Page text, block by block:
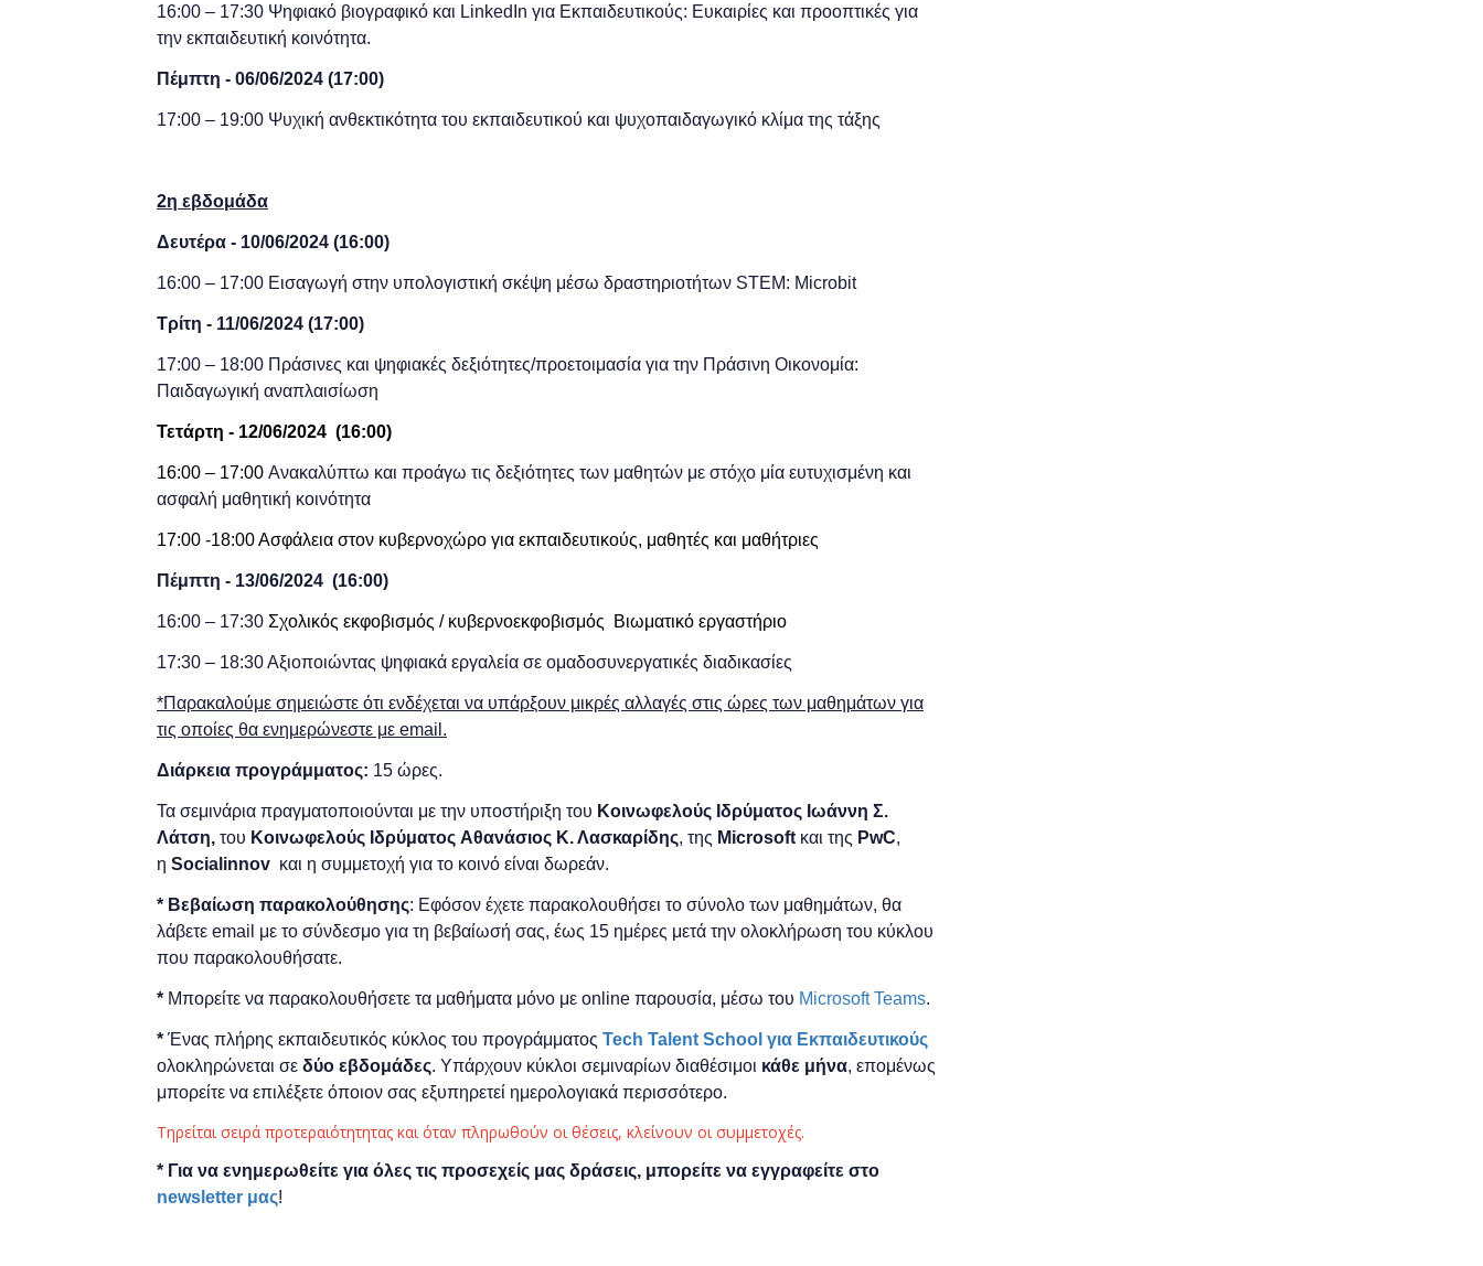
16:00 – 17:30 Ψηφιακό βιογραφικό και LinkedIn για Εκπαιδευτικούς: Ευκαιρίες και προοπτικές για
την εκπαιδευτική κοινότητα.
Πέμπτη - 06/06/2024 (17:00)
17:00 – 19:00 Ψυχική ανθεκτικότητα του εκπαιδευτικού και ψυχοπαιδαγωγικό κλίμα της τάξης
2η εβδομάδα
Δευτέρα - 10/06/2024 (16:00)
16:00 – 17:00 Εισαγωγή στην υπολογιστική σκέψη μέσω δραστηριοτήτων STEM: Microbit
Τρίτη - 11/06/2024 (17:00)
17:00 – 18:00 Πράσινες και ψηφιακές δεξιότητες/προετοιμασία για την Πράσινη Οικονομία:
Παιδαγωγική αναπλαισίωση
Τετάρτη - 12/06/2024 (16:00)
16:00 – 17:00 Ανακαλύπτω και προάγω τις δεξιότητες των μαθητών με στόχο μία ευτυχισμένη και
ασφαλή μαθητική κοινότητα
17:00 -18:00 Ασφάλεια στον κυβερνοχώρο για εκπαιδευτικούς, μαθητές και μαθήτριες
Πέμπτη - 13/06/2024 (16:00)
16:00 – 17:30 Σχολικός εκφοβισμός / κυβερνοεκφοβισμός Βιωματικό εργαστήριο
17:30 – 18:30 Αξιοποιώντας ψηφιακά εργαλεία σε ομαδοσυνεργατικές διαδικασίες
*Παρακαλούμε σημειώστε ότι ενδέχεται να υπάρξουν μικρές αλλαγές στις ώρες των μαθημάτων για
τις οποίες θα ενημερώνεστε με email.
Διάρκεια προγράμματος: 15 ώρες.
Τα σεμινάρια πραγματοποιούνται με την υποστήριξη του Κοινωφελούς Ιδρύματος Ιωάννη Σ.
Λάτση, του Κοινωφελούς Ιδρύματος Aθανάσιος Κ. Λασκαρίδης, της Μicrosoft και της PwC,
η Socialinnov και η συμμετοχή για το κοινό είναι δωρεάν.
* Bεβαίωση παρακολούθησης: Εφόσον έχετε παρακολουθήσει το σύνολο των μαθημάτων, θα
λάβετε email με το σύνδεσμο για τη βεβαίωσή σας, έως 15 ημέρες μετά την ολοκλήρωση του κύκλου
που παρακολουθήσατε.
* Μπορείτε να παρακολουθήσετε τα μαθήματα μόνο με online παρουσία, μέσω του Microsoft Teams.
* Ένας πλήρης εκπαιδευτικός κύκλος του προγράμματος Tech Talent School για Εκπαιδευτικούς
ολοκληρώνεται σε δύο εβδομάδες. Υπάρχουν κύκλοι σεμιναρίων διαθέσιμοι κάθε μήνα, επομένως
μπορείτε να επιλέξετε όποιον σας εξυπηρετεί ημερολογιακά περισσότερο.
Τηρείται σειρά προτεραιότητητας και όταν πληρωθούν οι θέσεις, κλείνουν οι συμμετοχές.
* Για να ενημερωθείτε για όλες τις προσεχείς μας δράσεις, μπορείτε να εγγραφείτε στο
newsletter μας!